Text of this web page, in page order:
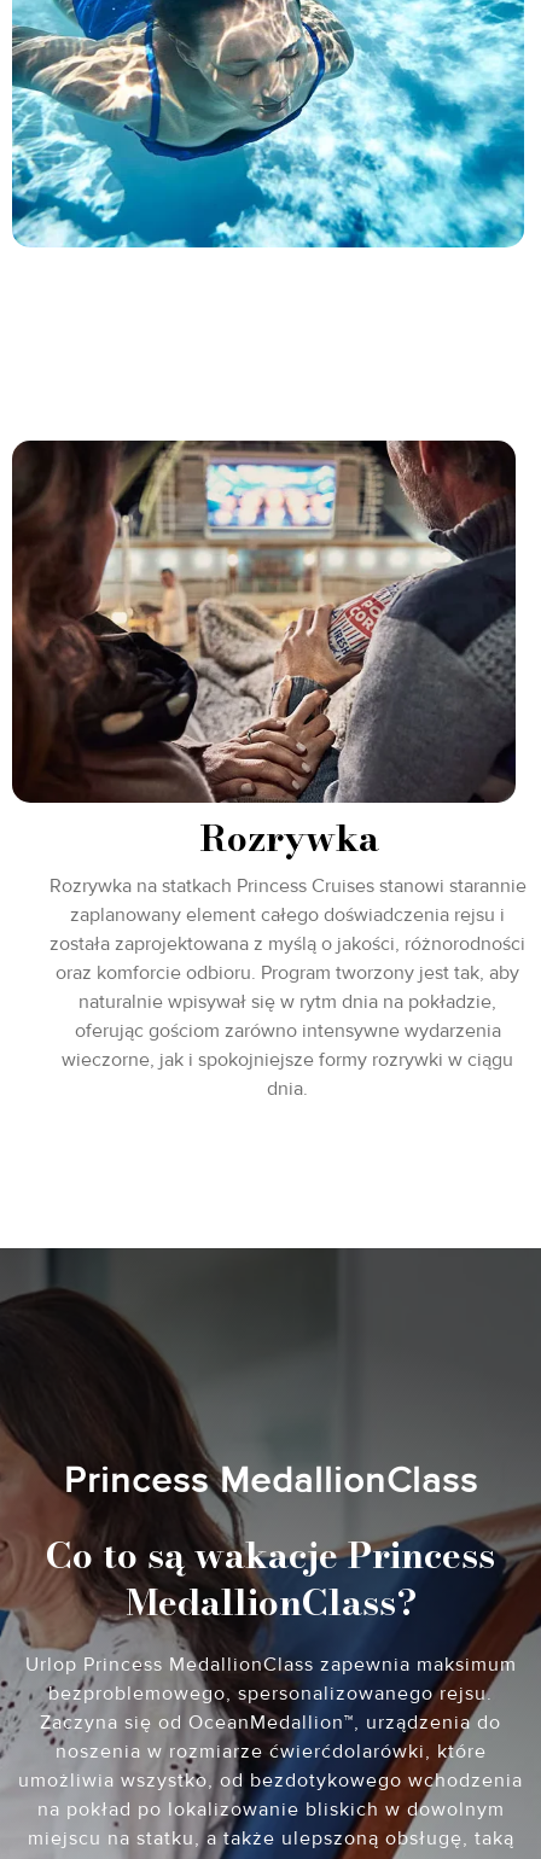
Rozrywka
Rozrywka na statkach Princess Cruises stanowi starannie
zaplanowany element całego doświadczenia rejsu i
została zaprojektowana z myślą o jakości, różnorodności
oraz komforcie odbioru. Program tworzony jest tak, aby
naturalnie wpisywał się w rytm dnia na pokładzie,
oferując gościom zarówno intensywne wydarzenia
wieczorne, jak i spokojniejsze formy rozrywki w ciągu
dnia.
Princess MedallionClass
Co to są wakacje Princess
MedallionClass?
Urlop Princess MedallionClass zapewnia maksimum
bezproblemowego, spersonalizowanego rejsu.
Zaczyna się od OceanMedallion™, urządzenia do
noszenia w rozmiarze ćwierćdolarówki, które
umożliwia wszystko, od bezdotykowego wchodzenia
na pokład po lokalizowanie bliskich w dowolnym
miejscu na statku, a także ulepszoną obsługę, taką